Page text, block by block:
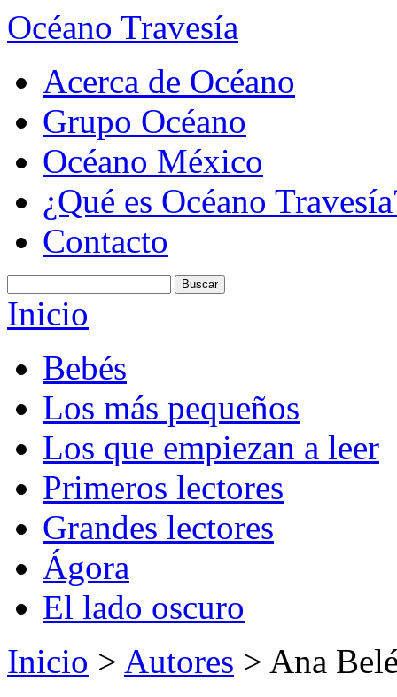
Océano Travesía
Acerca de Océano
Grupo Océano
Océano México
¿Qué es Océano
Contacto
Inicio
Bebés
Los más pequeños
Los que empiezan a leer
Primeros lectores
Grandes lectores
Ágora
El lado oscuro
Inicio > Autores > Ana